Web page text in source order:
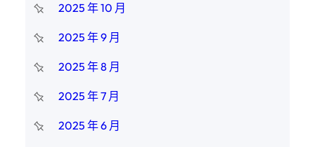
2025 年 10 月
2025 年 9 月
2025 年 8 月
2025 年 7 月
2025 年 6 月